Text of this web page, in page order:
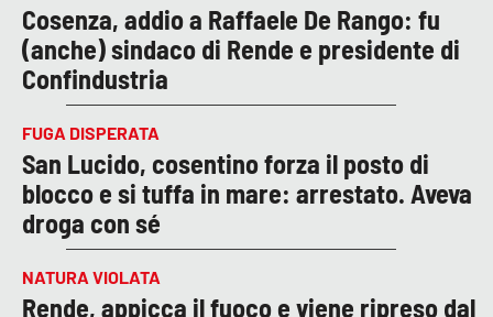
Cosenza, addio a Raffaele De Rango: fu
(anche) sindaco di Rende e presidente di
Confindustria
FUGA DISPERATA
San Lucido, cosentino forza il posto di
blocco e si tuffa in mare: arrestato. Aveva
droga con sé
NATURA VIOLATA
Rende, appicca il fuoco e viene ripreso dal